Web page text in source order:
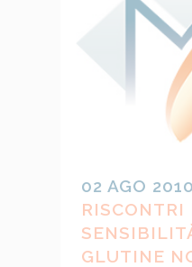
02 AGO 2010
RISCONTRI
GLUTINE